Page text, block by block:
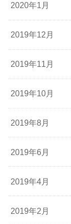
2020年1月
2019年12月
2019年11月
2019年10月
2019年8月
2019年6月
2019年4月
2019年2月